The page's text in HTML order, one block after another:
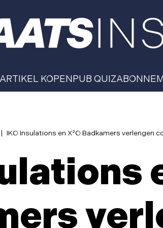
KOPENPUB QUIZ
| IKO Insulations en X²O Badkamers verlengen